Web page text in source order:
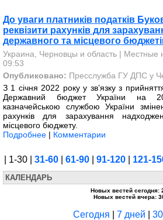
До уваги платників податків
реквізити рахунків для
державного та місцевого
Украина, Черновцы и область | Местные
09:53
Опубликовано: Пресслужба ГУ ДПС у
З 1 січня 2022 року у зв’язку з
Державний бюджет України на
казначейською службою України
рахунків для зарахування
місцевого бюджету.
Подробнее | Комментарии
| 1-30 | 31-60 61-90 91-120 121-
КАЛЕНДАРЬ
Новых вестей сегодня:
Новых вестей вчера:
Сегодня 7 дней